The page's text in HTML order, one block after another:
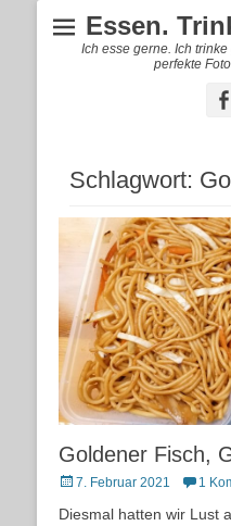
Essen.
Ich esse gerne. Ich
perfekte
Schlagwort:
Goldener Fisch,
Posted
7. Februar 2021 1
Diesmal hatten wir Lust